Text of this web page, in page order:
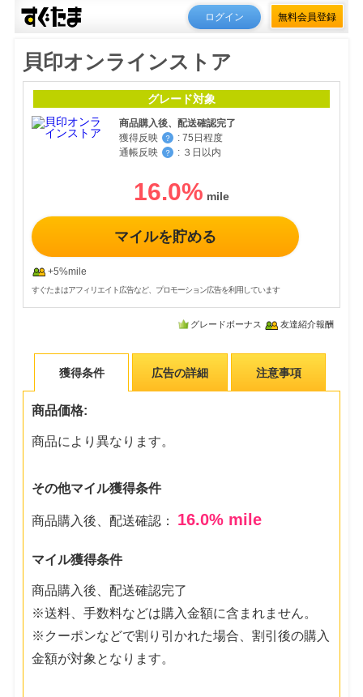
ログイン 無料会員登録
貝印オンラインストア
グレード対象
商品購入後、配送確認完了
獲得反映
？ : 75日程度
通帳反映
？ : ３日以内
16.0%
マイルを貯める
+5%mile
すぐたまはアフィリエイト広告など、プロモーション広告を利用しています
グレードボーナス 友達紹介報酬
獲得条件 広告の詳細 注意事項
商品価格:
商品により異なります。
その他マイル獲得条件
商品購入後、配送確認： 16.0% mile
マイル獲得条件
商品購入後、配送確認完了
※送料、手数料などは購入金額に含まれません。
※クーポンなどで割り引かれた場合、割引後の購入
金額が対象となります。